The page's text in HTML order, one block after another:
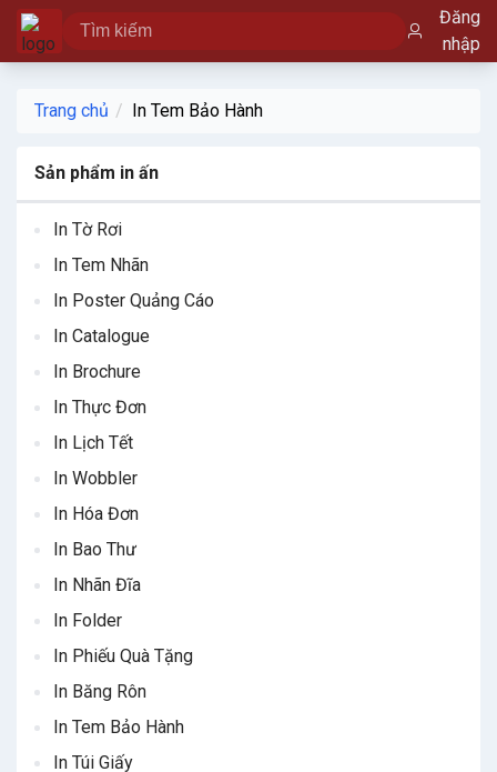
Đăng
nhập
Trang chủ In Tem Bảo Hành
Sản phẩm in ấn
In Tờ Rơi
In Tem Nhãn
In Poster Quảng Cáo
In Catalogue
In Brochure
In Thực Đơn
In Lịch Tết
In Wobbler
In Hóa Đơn
In Bao Thư
In Nhãn Đĩa
In Folder
In Phiếu Quà Tặng
In Băng Rôn
In Tem Bảo Hành
In Túi Giấy